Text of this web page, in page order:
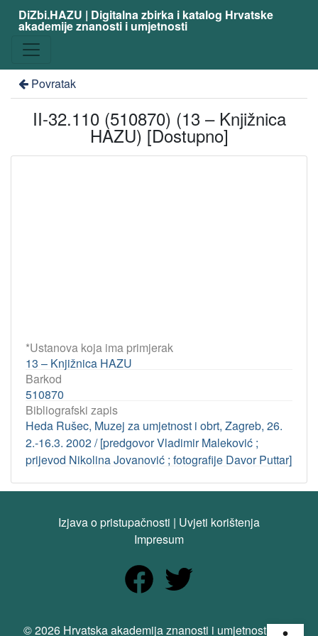
DiZbi.HAZU | Digitalna zbirka i katalog Hrvatske
akademije znanosti i umjetnosti
Povratak
II-32.110 (510870) (13 – Knjižnica
HAZU) [Dostupno]
*Ustanova koja ima primjerak
13 – Knjižnica HAZU
Barkod
510870
Bibliografski zapis
Heda Rušec, Muzej za umjetnost i obrt, Zagreb, 26.
2.-16.3. 2002 / [predgovor Vladimir Maleković ;
prijevod Nikolina Jovanović ; fotografije Davor Puttar]
Izjava o pristupačnosti | Uvjeti korištenja
Impresum
© 2026 Hrvatska akademija znanosti i umjetnosti. Sva